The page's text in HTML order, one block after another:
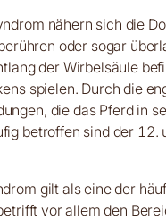
nähern sich die
oder sogar
der Wirbelsäule
spielen. Durch die
die das Pferd in
betroffen sind der
gilt als eine der
vor allem den